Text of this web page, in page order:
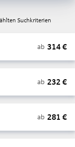
Suchkriterien
ab 314€
ab 232 €
ab 281 €